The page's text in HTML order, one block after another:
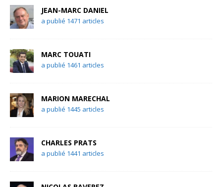
JEAN-MARC DANIEL
a publié 1471 articles
MARC TOUATI
a publié 1461 articles
MARION MARECHAL
a publié 1445 articles
CHARLES PRATS
a publié 1441 articles